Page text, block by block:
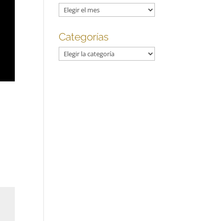
Archivos
Categorías
Categorías